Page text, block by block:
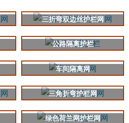
三折弯双边丝护栏网
公路隔离护栏
车间隔离网
三角折弯护栏网
绿色荷兰网护栏网